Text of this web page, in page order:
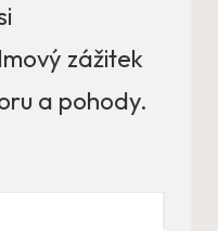
zážitek
a pohody.